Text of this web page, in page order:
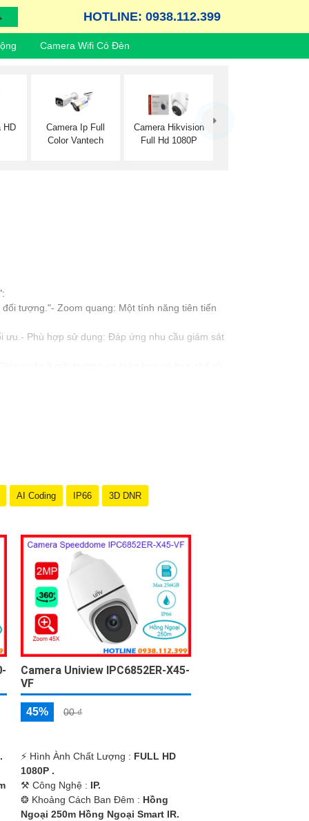
HOTLINE: 0938.112.399
Camera Wifi Có Đèn
HD
Camera Ip Full
Color Vantech
Camera Hikvision
Full Hd 1080P
tượng."- Zoom quang: Một tính năng tiên tiến
ưu.- Phù hợp sử dụng: Đáp ứng nhu cầu giám sát
nghệ phù hợp với nhu cầu sử dụng của đối tượng
AI Coding IP66 3D DNR
Camera Uniview IPC6852ER-X45-
VF
45% 00 ₫
️⚡ Hình Ành Chất Lượng : FULL HD
1080P .
⚒ Công Nghệ : IP.
❂ Khoảng Cách Ban Đêm : Hồng
Ngoại 250m Hồng Ngoại Smart IR.